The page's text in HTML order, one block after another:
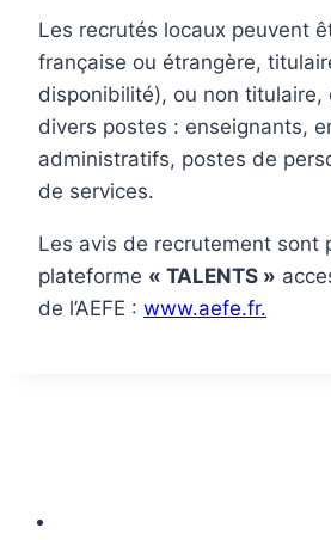
Les recrutés locaux peuvent
française ou étrangère,
disponibilité), ou non titulaire,
divers postes : enseignants,
administratifs, postes de
de services.
Les avis de recrutement sont
plateforme « TALENTS »
de l’AEFE : www.aefe.fr.